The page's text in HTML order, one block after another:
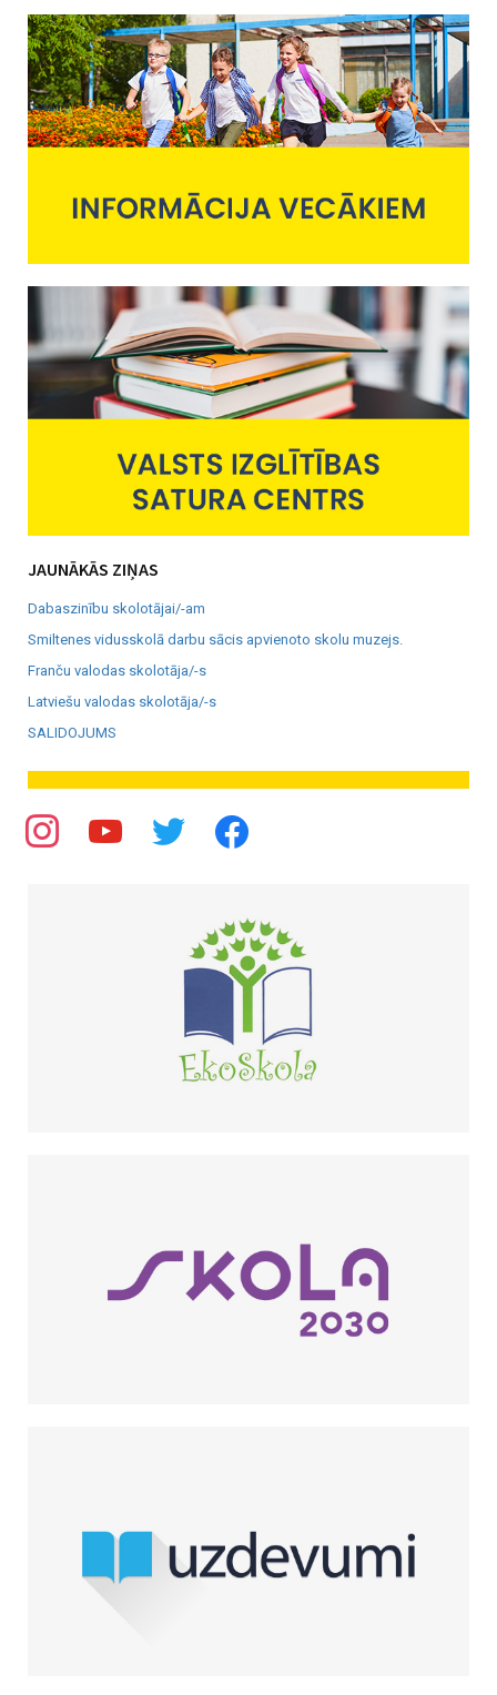
JAUNĀKĀS ZIŅAS
Dabaszinību skolotājai/-am
Smiltenes vidusskolā darbu sācis apvienoto skolu muzejs.
Franču valodas skolotāja/-s
Latviešu valodas skolotāja/-s
SALIDOJUMS